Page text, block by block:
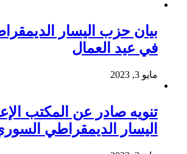
بيان حزب اليسار
في عيد العمال
مايو 3, 2023
تنويه صادر عن المكتب
اليسار الديمقراطي